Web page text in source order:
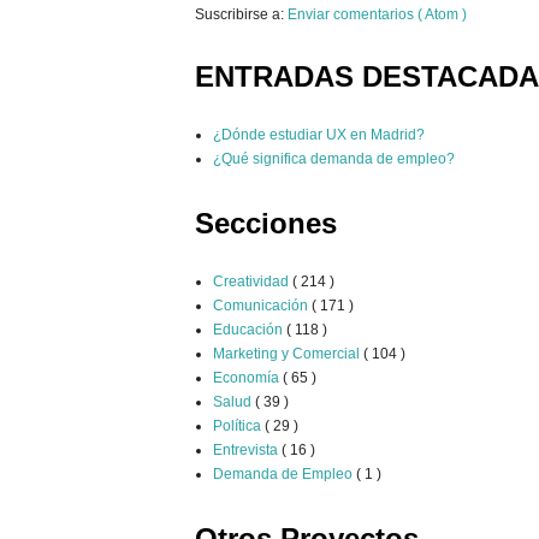
Suscribirse a: Enviar comentarios ( Atom )
ENTRADAS
¿Dónde estudiar UX en Madrid?
¿Qué significa demanda de empleo?
Secciones
Creatividad ( 214 )
Comunicación ( 171 )
Educación ( 118 )
Marketing y Comercial ( 104 )
Economía ( 65 )
Salud ( 39 )
Política ( 29 )
Entrevista ( 16 )
Demanda de Empleo ( 1 )